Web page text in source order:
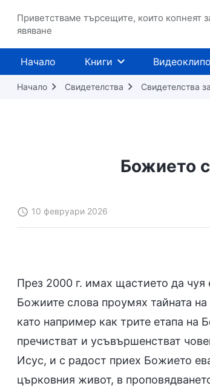
Приветстваме търсещите, които копнеят
явяване
Начало Книги
Начало Свидетелства Свидетелства
Божието
10 февруари 2026
През 2000 г. имах щастието да чуя
Божиите слова проумях тайната
като например как трите етапа на
пречистват и усъвършенстват
Исус, и с радост приех Божието
църковния живот, в